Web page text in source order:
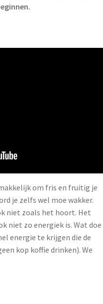
om fris en fruitig je
je zelfs wel moe wakker.
niet zoals het hoort. Het
niet zo energiek is. Wat doe
energie te krijgen die de
kop koffie drinken). We